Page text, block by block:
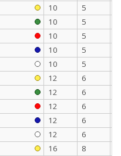
10 5
10 5
10 5
10 5
10 5
12 6
12 6
12 6
12 6
12 6
16 8